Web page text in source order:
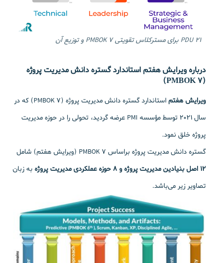
21 PDU برای مسترکلاس تقویتی PMBOK 7 و توزیع آن
درباره ویرایش هفتماستاندارد گستره دانش مدیریت پروژه
(PMBOK 7)
ویرایش هفتم
استاندارد گستره دانش مدیریت پروژه (PMBOK 7) که در
سال 2021 توسط مؤسسه PMI عرضه گردید، تحولی را در حوزه مدیریت
پروژه خلق نمود.
گستره دانش مدیریت پروژه براساس PMBOK 7 (ویرایش هفتم) شامل
12 اصل بنیادین مدیریت پروژه و 8 حوزه عملکردی مدیریت پروژه
به زبان
تصاویر زیر می‌باشد.